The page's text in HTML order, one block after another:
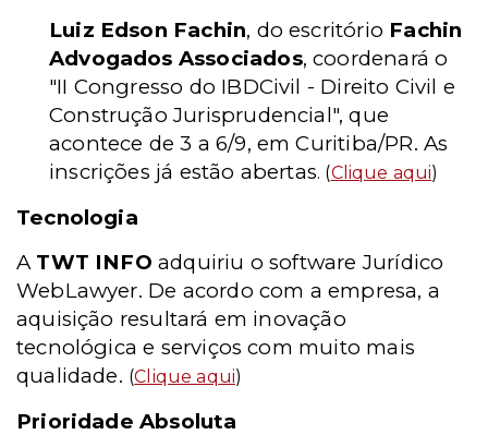
Luiz Edson Fachin, do escritório Fachin
Advogados Associados, coordenará o
"II Congresso do IBDCivil - Direito Civil e
Construção Jurisprudencial", que
acontece de 3 a 6/9, em Curitiba/PR. As
inscrições já estão abertas. (Clique aqui)
Tecnologia
A TWT INFO adquiriu o software Jurídico
WebLawyer. De acordo com a empresa, a
aquisição resultará em inovação
tecnológica e serviços com muito mais
qualidade. (Clique aqui)
Prioridade Absoluta